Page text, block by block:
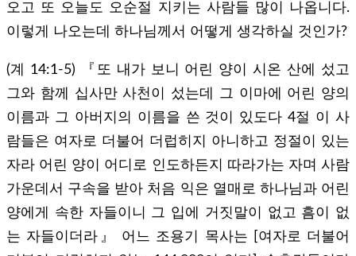
오고 또 오늘도 오순절 지키는 사람들 많이 나옵니다.
이렇게 나오는데 하나님께서 어떻게 생각하실 것인가?
(계 14:1-5) 『또 내가 보니 어린 양이 시온 산에 섰고
그와 함께 십사만 사천이 섰는데 그 이마에 어린 양의
이름과 그 아버지의 이름을 쓴 것이 있도다 4절 이 사
람들은 여자로 더불어 더럽히지 아니하고 정절이 있는
자라 어린 양이 어디로 인도하든지 따라가는 자며 사람
가운데서 구속을 받아 처음 익은 열매로 하나님과 어린
양에게 속한 자들이니 그 입에 거짓말이 없고 흠이 없
는 자들이더라』 어느 조용기 목사는 [여자로 더불어